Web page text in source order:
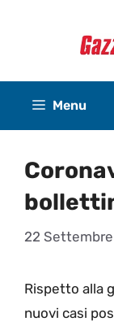
Menu
22
Rispetto alla
nuovi casi